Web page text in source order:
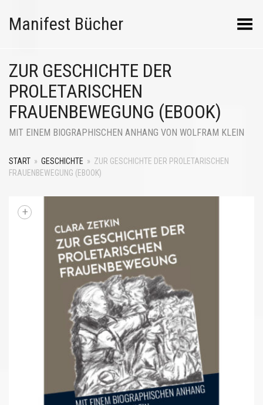
Manifest Bücher Menü umschalten
ZUR GESCHICHTE DER
PROLETARISCHEN
FRAUENBEWEGUNG (EBOOK)
MIT EINEM BIOGRAPHISCHEN ANHANG VON WOLFRAM KLEIN
START » GESCHICHTE » ZUR GESCHICHTE DER PROLETARISCHEN
FRAUENBEWEGUNG (EBOOK)
+